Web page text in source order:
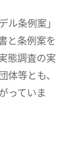
条例案」
と条例案を
態調査の実
等とも、
っていま